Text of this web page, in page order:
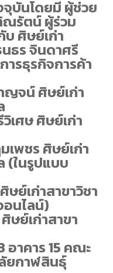
บันโดยมี ผู้ช่วย
ณรัตน์ ผู้ร่วม
ศิษย์เก่า
ธร จินดาศรี
ารธุรกิจการค้า
จน์ ศิษย์เก่า
เศษ ศิษย์เก่า
พชร ศิษย์เก่า
(ในรูปแบบ
ษย์เก่าสาขาวิชา
อนไลน์)
ษย์เก่าสาขา
อาคาร 15 คณะ
ยกาฬสินธุ์